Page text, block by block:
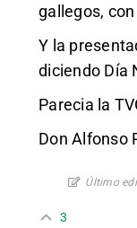
gallegos,
Y la
diciendo Día
Parecia la
Don Alfonso
Último
3